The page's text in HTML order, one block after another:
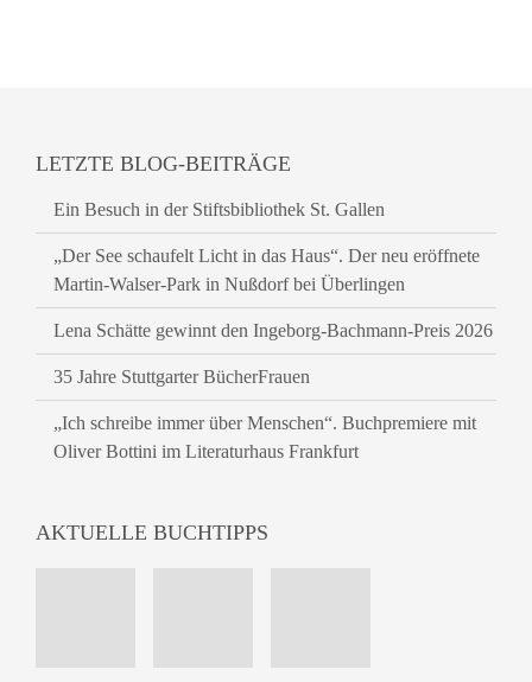
LETZTE BLOG-BEITRÄGE
Ein Besuch in der Stiftsbibliothek St. Gallen
„Der See schaufelt Licht in das Haus“. Der neu eröffnete
Martin-Walser-Park in Nußdorf bei Überlingen
Lena Schätte gewinnt den Ingeborg-Bachmann-Preis 2026
35 Jahre Stuttgarter BücherFrauen
„Ich schreibe immer über Menschen“. Buchpremiere mit
Oliver Bottini im Literaturhaus Frankfurt
AKTUELLE BUCHTIPPS